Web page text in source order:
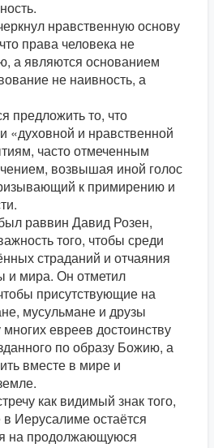
нравственную основу
права человека не
а являются основанием
не наивность, а
предложить то, что
«духовной и нравственной
часто отмеченным
возвышая иной голос
к примирению и
раввин Давид Розен,
того, чтобы среди
страданий и отчаяния
и мира. Он отметил
присутствующие на
мусульмане и друзы
евреев достоинству
по образу Божию, а
вместе в мире и
как видимый знак того,
Иерусалиме остаётся
на продолжающуюся